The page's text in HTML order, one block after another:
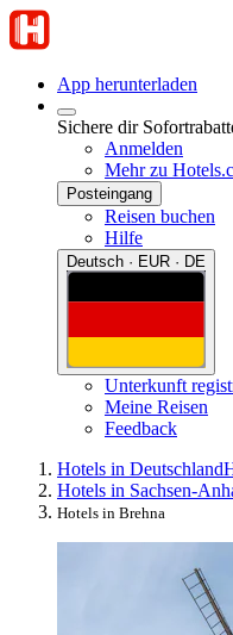
App herunterladen
Sichere dir
Anmelden
Mehr zu
Posteingang
Reisen buchen
Hilfe
Deutsch · EUR · DE
Unterkunft
Meine Reisen
Feedback
Hotels in Deutschland
Hotels in Sachsen-
Hotels in Brehna